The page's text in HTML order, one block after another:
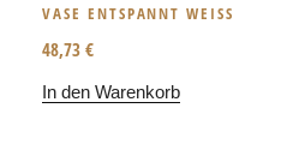
VASE ENTSPANNT WEISS
48,73 €
In den Warenkorb